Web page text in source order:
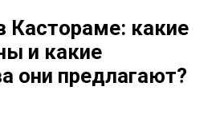
Кастораме: какие
и какие
они предлагают?